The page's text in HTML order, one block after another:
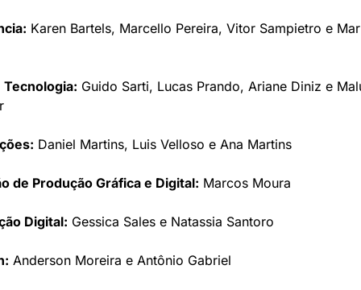
Karen Bartels, Marcello Pereira, Vitor Sampietro e
Tecnologia: Guido Sarti, Lucas Prando, Ariane Diniz e
Daniel Martins, Luis Velloso e Ana Martins
de Produção Gráfica e Digital: Marcos Moura
Digital: Gessica Sales e Natassia Santoro
Anderson Moreira e Antônio Gabriel